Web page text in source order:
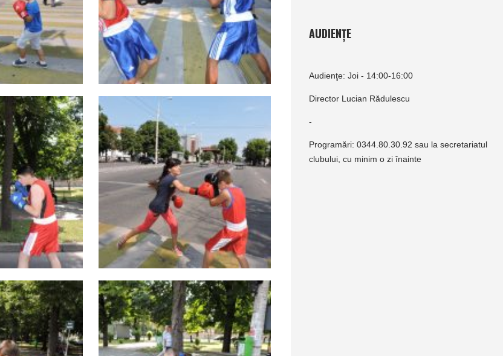
AUDIENȚE
Audienţe: Joi - 14:00-16:00
Director Lucian Rădulescu
-
Programări: 0344.80.30.92 sau la secretariatul
clubului, cu minim o zi înainte